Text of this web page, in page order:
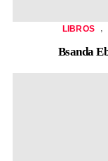
LIBROS ,
Bsanda